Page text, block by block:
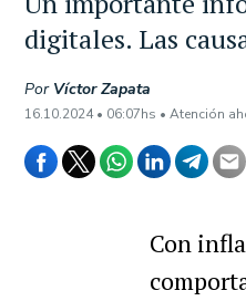
digitales. Las
Por Víctor Zapata
16.10.2024 • 06:07hs • Atención
Con